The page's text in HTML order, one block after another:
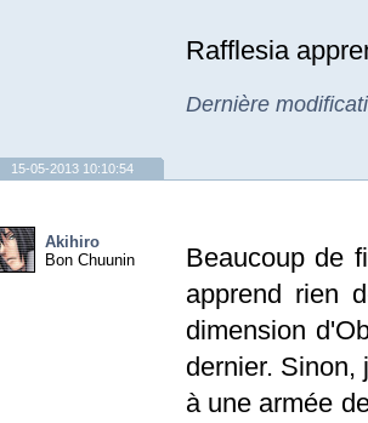
Rafflesia
Dernière
15-05-2013 10:10:54
Akihiro
Bon Chuunin
Beaucoup de
apprend rien
dimension
dernier. Sinon,
à une armée